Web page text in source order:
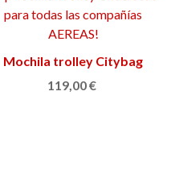
Ver más
Mochila trolley Citybag
119,00 €